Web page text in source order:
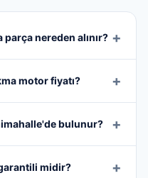
parça nereden alınır?
motor fiyatı?
bulunur?
midir?